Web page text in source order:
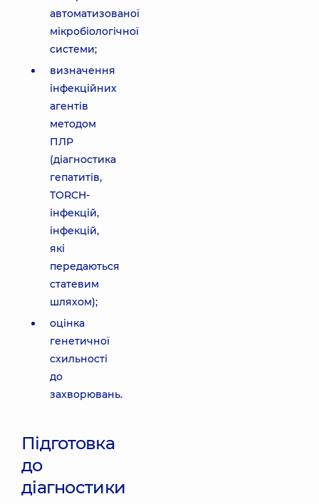
автоматизованої
мікробіологічної
системи;
визначення
інфекційних
агентів
методом
ПЛР
(діагностика
гепатитів,
TORCH-
інфекцій,
інфекцій,
які
передаються
статевим
шляхом);
оцінка
генетичної
схильності
до
захворювань.
Підготовка
до
діагностики